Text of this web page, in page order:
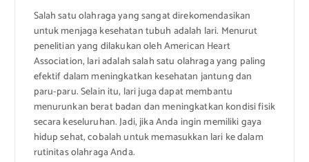
Salah satu olahraga yang sangat direkomendasikan
untuk menjaga kesehatan tubuh adalah lari. Menurut
penelitian yang dilakukan oleh American Heart
Association, lari adalah salah satu olahraga yang paling
efektif dalam meningkatkan kesehatan jantung dan
paru-paru. Selain itu, lari juga dapat membantu
menurunkan berat badan dan meningkatkan kondisi fisik
secara keseluruhan. Jadi, jika Anda ingin memiliki gaya
hidup sehat, cobalah untuk memasukkan lari ke dalam
rutinitas olahraga Anda.